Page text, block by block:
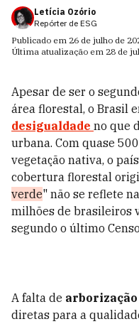
Letícia Ozório
Repórter de ESG
Publicado em 26 de julho de
Última atualização em 28 de
Apesar de ser o
área florestal, o Brasil
desigualdade no que
urbana. Com quase
vegetação nativa, o
cobertura florestal
verde" não se reflete
milhões de brasileiros
segundo o último
A falta de arborização
diretas para a